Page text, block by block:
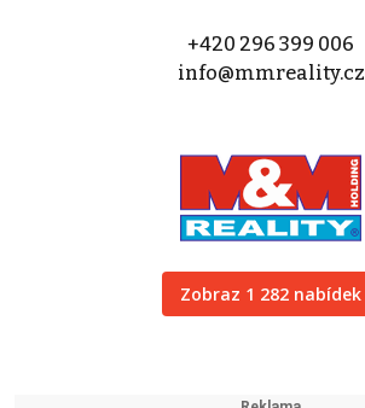
+420 296 399 006
info@mmreality.cz
Zobraz 1 282 nabídek